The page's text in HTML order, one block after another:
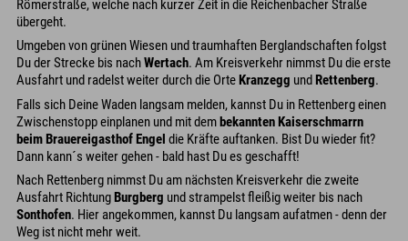
Römerstraße, welche nach kurzer Zeit in die Reichenbacher Straße
übergeht.
Umgeben von grünen Wiesen und traumhaften Berglandschaften folgst
Du der Strecke bis nachWertach. Am Kreisverkehr nimmst Du die erste
Ausfahrt und radelst weiter durch die OrteKranzegg undRettenberg.
Falls sich Deine Waden langsam melden, kannst Du in Rettenberg einen
Zwischenstopp einplanen und mit dembekannten Kaiserschmarrn
beim Brauereigasthof Engel die Kräfte auftanken. Bist Du wieder fit?
Dann kann´s weiter gehen - bald hast Du es geschafft!
Nach Rettenberg nimmst Du am nächsten Kreisverkehr die zweite
Ausfahrt RichtungBurgberg und strampelst fleißig weiter bis nach
Sonthofen. Hier angekommen, kannst Du langsam aufatmen - denn der
Weg ist nicht mehr weit.